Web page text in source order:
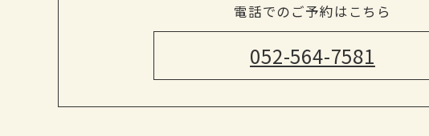
電話でのご予約はこちら
052-564-7581